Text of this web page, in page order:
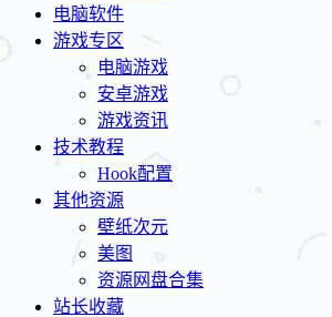
电脑软件
游戏专区
电脑游戏
安卓游戏
游戏资讯
技术教程
Hook配置
其他资源
壁纸次元
美图
资源网盘合集
站长收藏